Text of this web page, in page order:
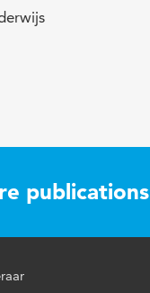
publications